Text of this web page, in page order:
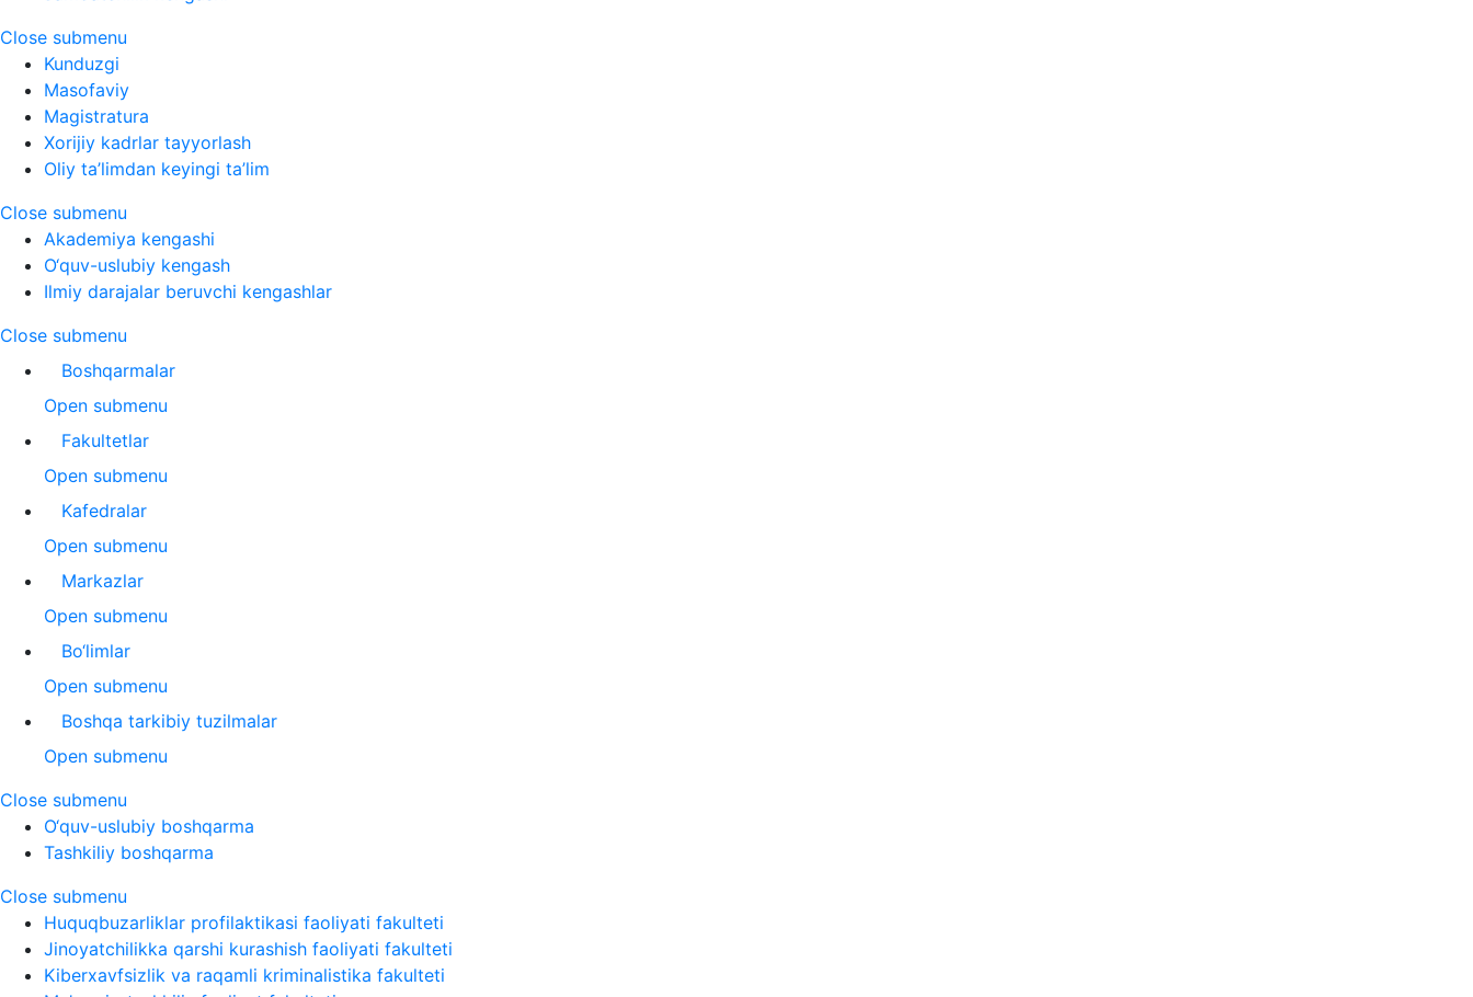
Close submenu
Kunduzgi
Masofaviy
Magistratura
Xorijiy kadrlar tayyorlash
Oliy ta’limdan keyingi ta’lim
Close submenu
Akademiya kengashi
O‘quv-uslubiy kengash
Ilmiy darajalar beruvchi kengashlar
Close submenu
Boshqarmalar
Open submenu
Fakultetlar
Open submenu
Kafedralar
Open submenu
Markazlar
Open submenu
Bo‘limlar
Open submenu
Boshqa tarkibiy tuzilmalar
Open submenu
Close submenu
O‘quv-uslubiy boshqarma
Tashkiliy boshqarma
Close submenu
Huquqbuzarliklar profilaktikasi faoliyati fakulteti
Jinoyatchilikka qarshi kurashish faoliyati fakulteti
Kiberxavfsizlik va raqamli kriminalistika fakulteti